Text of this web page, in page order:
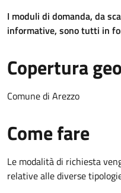
I moduli di domanda, da
informative, sono tutti in
Copertura
Comune di Arezzo
Come fare
Le modalità di richiesta
relative alle diverse